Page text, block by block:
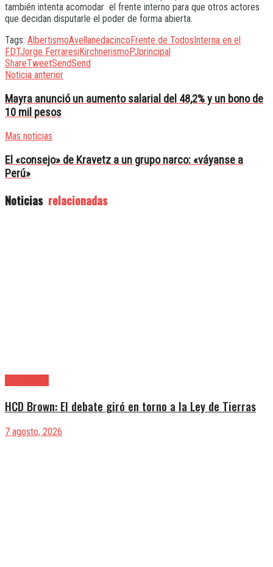
también intenta acomodar el frente interno para que otros actores
que decidan disputarle el poder de forma abierta.
Tags: AlbertismoAvellanedacincoFrente de TodosInterna en el
FDTJorge FerraresiKirchnerismoPJprincipal
ShareTweetSendSend
Noticia anterior
Mayra anunció un aumento salarial del 48,2% y un bono de
10 mil pesos
Mas noticias
El «consejo» de Kravetz a un grupo narco: «váyanse a
Perú»
Noticias relacionadas
HCD Brown: El debate giró en torno a la Ley de Tierras
7 agosto, 2026